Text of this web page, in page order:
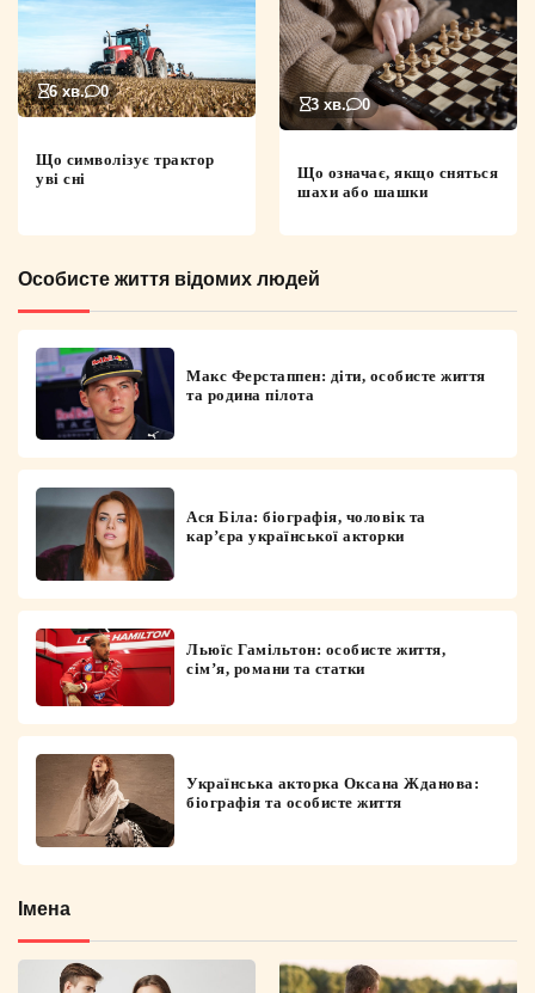
6 хв. 0
Що символізує трактор
уві сні
3 хв. 0
Що означає, якщо сняться
шахи або шашки
Особисте життя відомих людей
Макс Ферстаппен: діти, особисте життя
та родина пілота
Ася Біла: біографія, чоловік та
кар’єра української акторки
Льюїс Гамільтон: особисте життя,
сім’я, романи та статки
Українська акторка Оксана Жданова:
біографія та особисте життя
Імена